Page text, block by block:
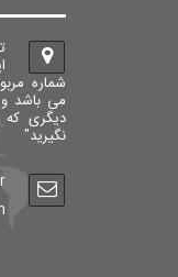
شماره
می باشد و
دیگری که
نگیرید"